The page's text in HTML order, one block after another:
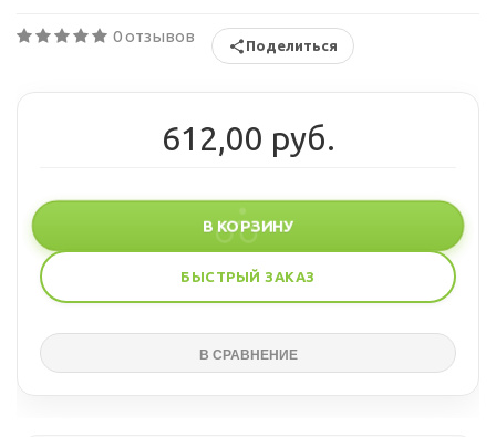
0 отзывов Поделиться
612,00 руб.
В КОРЗИНУ
БЫСТРЫЙ ЗАКАЗ